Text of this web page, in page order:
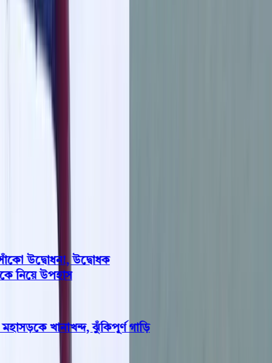
ঝালকাঠি
বরগুনা
পিরোজপুর
খেলাধুলা
বিনোদন
জাতীয়
Open menu
উদ্বোধন!, উদ্বোধক
নিয়ে উপহাস
খানাখন্দ, ঝুঁকিপূর্ণ গাড়ি